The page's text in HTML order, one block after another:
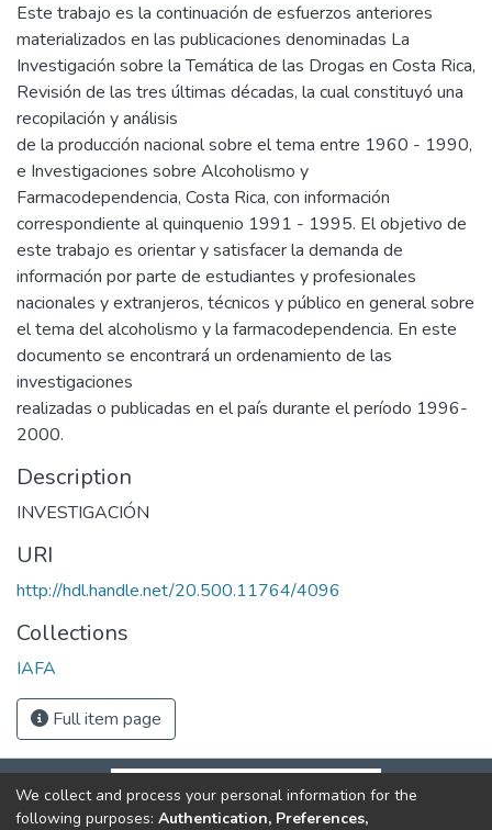
Este trabajo es la continuación de esfuerzos anteriores
materializados en las publicaciones denominadas La
Investigación sobre la Temática de las Drogas en Costa Rica,
Revisión de las tres últimas décadas, la cual constituyó una
recopilación y análisis
de la producción nacional sobre el tema entre 1960 - 1990,
e Investigaciones sobre Alcoholismo y
Farmacodependencia, Costa Rica, con información
correspondiente al quinquenio 1991 - 1995. El objetivo de
este trabajo es orientar y satisfacer la demanda de
información por parte de estudiantes y profesionales
nacionales y extranjeros, técnicos y público en general sobre
el tema del alcoholismo y la farmacodependencia. En este
documento se encontrará un ordenamiento de las
investigaciones
realizadas o publicadas en el país durante el período 1996-
2000.
Description
INVESTIGACIÓN
URI
http://hdl.handle.net/20.500.11764/4096
Collections
IAFA
Full item page
We collect and process your personal information for the
following purposes: Authentication, Preferences,